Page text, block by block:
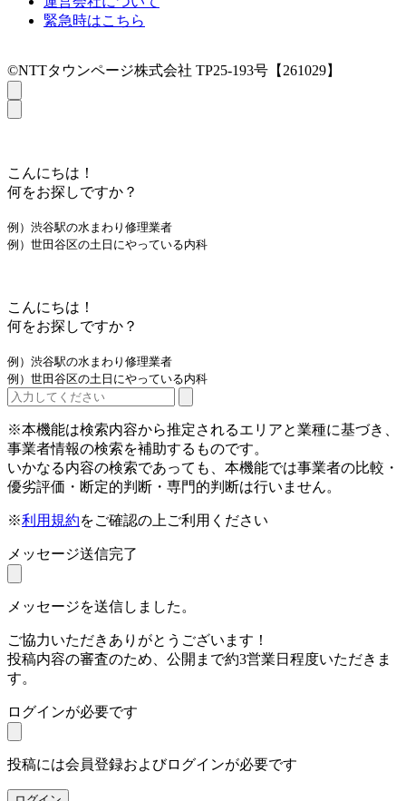
緊急時はこちら
©NTTタウンページ株式会社 TP25-193号【261029】
こんにちは！
何をお探しですか？
例）渋谷駅の水まわり修理業者
例）世田谷区の土日にやっている内科
こんにちは！
何をお探しですか？
例）渋谷駅の水まわり修理業者
例）世田谷区の土日にやっている内科
※本機能は検索内容から推定されるエリアと業種に基づき、
事業者情報の検索を補助するものです。
いかなる内容の検索であっても、本機能では事業者の比較・
優劣評価・断定的判断・専門的判断は行いません。
※利用規約をご確認の上ご利用ください
メッセージ送信完了
メッセージを送信しました。
ご協力いただきありがとうございます！
投稿内容の審査のため、公開まで約3営業日程度いただきま
す。
ログインが必要です
投稿には会員登録およびログインが必要です